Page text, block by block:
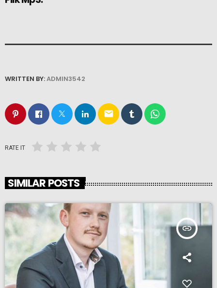
WRITTEN BY:ADMIN3542
email
RATE IT
SIMILAR POSTS
insert_link